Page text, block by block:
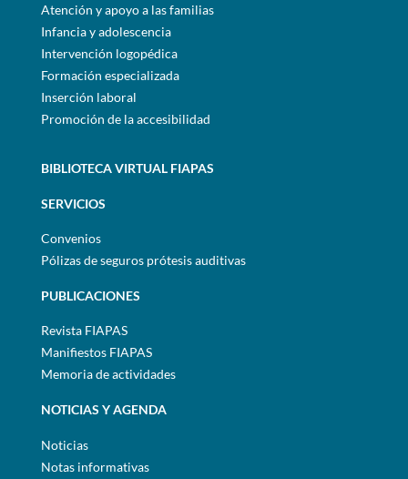
Atención y apoyo a las familias
Infancia y adolescencia
Intervención logopédica
Formación especializada
Inserción laboral
Promoción de la accesibilidad
BIBLIOTECA VIRTUAL FIAPAS
SERVICIOS
Convenios
Pólizas de seguros prótesis auditivas
PUBLICACIONES
Revista FIAPAS
Manifiestos FIAPAS
Memoria de actividades
NOTICIAS Y AGENDA
Noticias
Notas informativas